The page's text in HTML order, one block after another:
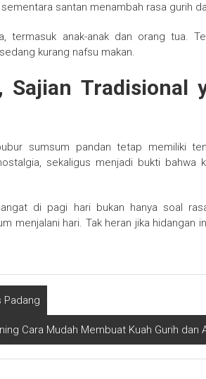
santan menambah rasa gurih
termasuk anak-anak dan orang tua.
kurang nafsu makan.
Sajian Tradisional
sumsum pandan tetap memiliki
sekaligus menjadi bukti bahwa
di pagi hari bukan hanya soal
menjalani hari. Tak heran jika hidangan
Padang
Cara Mudah Membuat Kuah Gurih dan